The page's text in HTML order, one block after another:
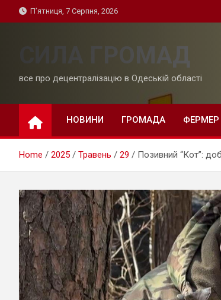
to
П’ятниця, 7 Серпня, 2026
СИЛА ГРОМАД
все про децентралізацію в Одеській області
НОВИНИ ГРОМАДА ФЕРМЕР
Home 2025 Травень 29 Позивний “Кот”: